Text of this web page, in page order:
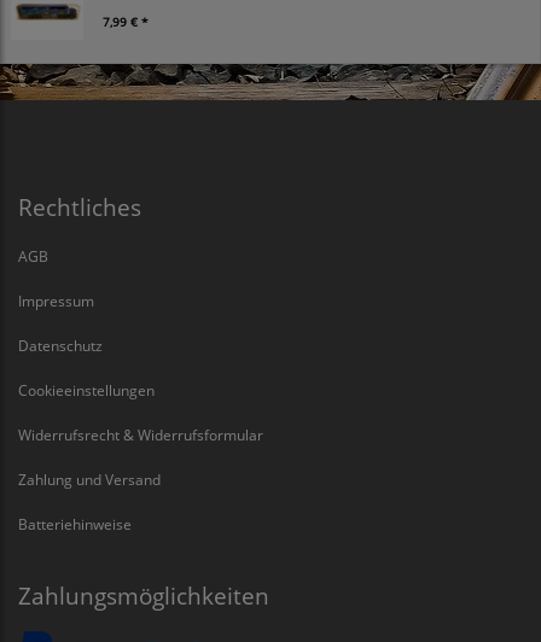
7,99 € *
Rechtliches
AGB
Impressum
Datenschutz
Cookieeinstellungen
Widerrufsrecht & Widerrufsformular
Zahlung und Versand
Batteriehinweise
Zahlungsmöglichkeiten